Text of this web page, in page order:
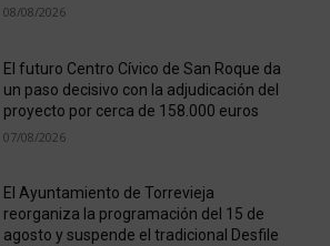
08/08/2026
El futuro Centro Cívico de San Roque da
un paso decisivo con la adjudicación del
proyecto por cerca de 158.000 euros
07/08/2026
El Ayuntamiento de Torrevieja
reorganiza la programación del 15 de
agosto y suspende el tradicional Desfile